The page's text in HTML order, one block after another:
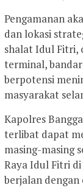
Pengamanan
dan lokasi
shalat Idul Fitri,
terminal,
berpotensi
masyarakat
Kapolres
terlibat dapat
masing-masing
Raya Idul Fitri
berjalan